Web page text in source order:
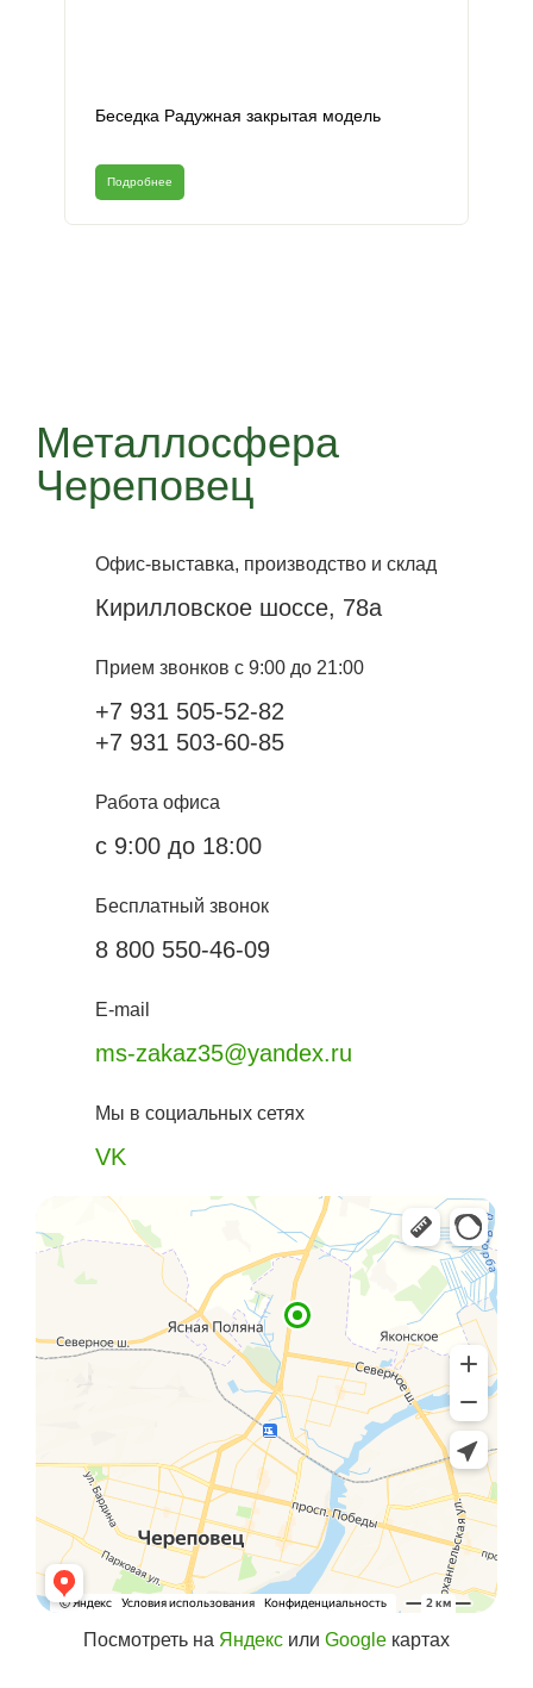
Беседка Радужная закрытая модель
Подробнее
Металлосфера
Череповец
Офис-выставка, производство и склад
Кирилловское шоссе, 78а
Прием звонков с 9:00 до 21:00
+7 931 505-52-82
+7 931 503-60-85
Работа офиса
с 9:00 до 18:00
Бесплатный звонок
8 800 550-46-09
E-mail
ms-zakaz35@yandex.ru
Мы в социальных сетях
VK
Посмотреть на Яндекс или Google картах